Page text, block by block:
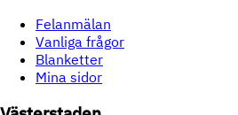
Felanmälan
Vanliga frågor
Blanketter
Mina sidor